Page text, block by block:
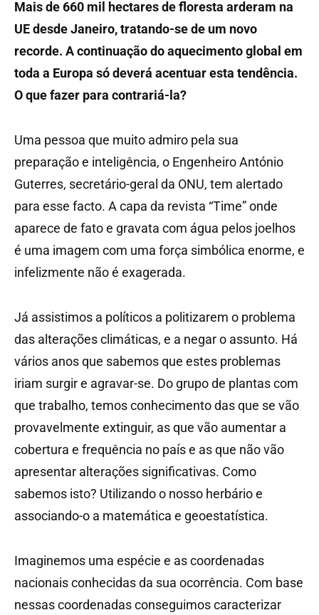
Mais de 660 mil hectares de floresta arderam na
UE desde Janeiro, tratando-se de um novo
recorde. A continuação do aquecimento global em
toda a Europa só deverá acentuar esta tendência.
O que fazer para contrariá-la?
Uma pessoa que muito admiro pela sua
preparação e inteligência, o Engenheiro António
Guterres, secretário-geral da ONU, tem alertado
para esse facto. A capa da revista “Time” onde
aparece de fato e gravata com água pelos joelhos
é uma imagem com uma força simbólica enorme, e
infelizmente não é exagerada.
Já assistimos a políticos a politizarem o problema
das alterações climáticas, e a negar o assunto. Há
vários anos que sabemos que estes problemas
iriam surgir e agravar-se. Do grupo de plantas com
que trabalho, temos conhecimento das que se vão
provavelmente extinguir, as que vão aumentar a
cobertura e frequência no país e as que não vão
apresentar alterações significativas. Como
sabemos isto? Utilizando o nosso herbário e
associando-o a matemática e geoestatística.
Imaginemos uma espécie e as coordenadas
nacionais conhecidas da sua ocorrência. Com base
nessas coordenadas conseguimos caracterizar